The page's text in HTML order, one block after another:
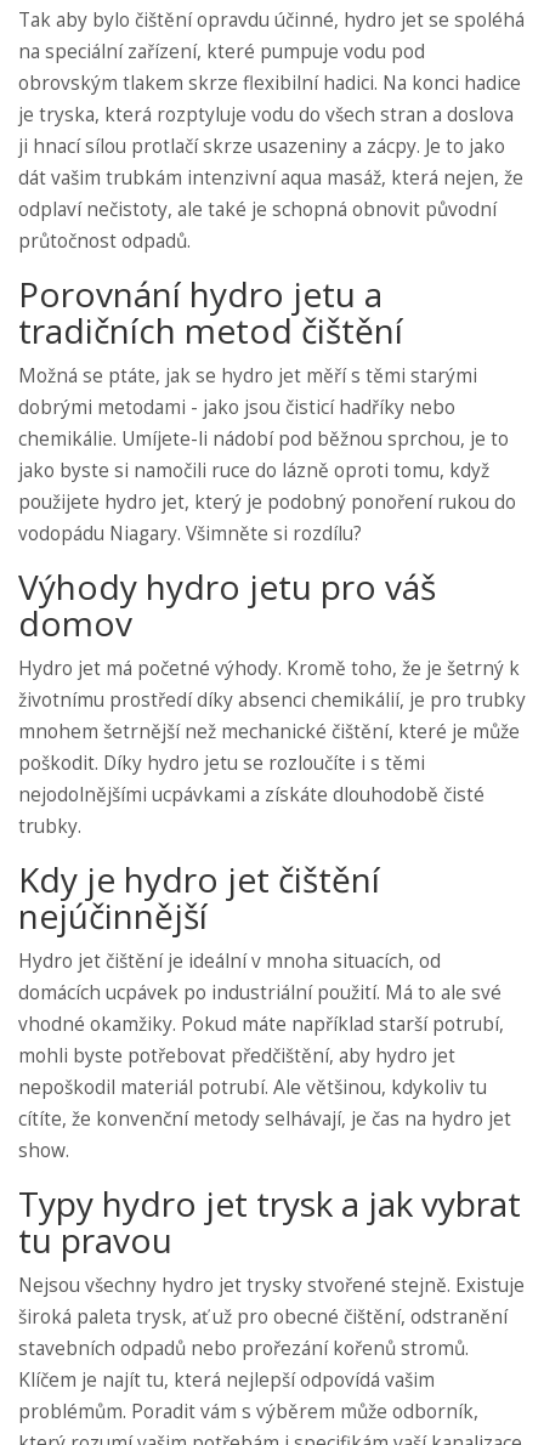
Tak aby bylo čištění opravdu účinné, hydro jet se spoléhá
na speciální zařízení, které pumpuje vodu pod
obrovským tlakem skrze flexibilní hadici. Na konci hadice
je tryska, která rozptyluje vodu do všech stran a doslova
ji hnací sílou protlačí skrze usazeniny a zácpy. Je to jako
dát vašim trubkám intenzivní aqua masáž, která nejen, že
odplaví nečistoty, ale také je schopná obnovit původní
průtočnost odpadů.
Porovnání hydro jetu a
tradičních metod čištění
Možná se ptáte, jak se hydro jet měří s těmi starými
dobrými metodami - jako jsou čisticí hadříky nebo
chemikálie. Umíjete-li nádobí pod běžnou sprchou, je to
jako byste si namočili ruce do lázně oproti tomu, když
použijete hydro jet, který je podobný ponoření rukou do
vodopádu Niagary. Všimněte si rozdílu?
Výhody hydro jetu pro váš
domov
Hydro jet má početné výhody. Kromě toho, že je šetrný k
životnímu prostředí díky absenci chemikálií, je pro trubky
mnohem šetrnější než mechanické čištění, které je může
poškodit. Díky hydro jetu se rozloučíte i s těmi
nejodolnějšími ucpávkami a získáte dlouhodobě čisté
trubky.
Kdy je hydro jet čištění
nejúčinnější
Hydro jet čištění je ideální v mnoha situacích, od
domácích ucpávek po industriální použití. Má to ale své
vhodné okamžiky. Pokud máte například starší potrubí,
mohli byste potřebovat předčištění, aby hydro jet
nepoškodil materiál potrubí. Ale většinou, kdykoliv tu
cítíte, že konvenční metody selhávají, je čas na hydro jet
show.
Typy hydro jet trysk a jak vybrat
tu pravou
Nejsou všechny hydro jet trysky stvořené stejně. Existuje
široká paleta trysk, ať už pro obecné čištění, odstranění
stavebních odpadů nebo prořezání kořenů stromů.
Klíčem je najít tu, která nejlepší odpovídá vašim
problémům. Poradit vám s výběrem může odborník,